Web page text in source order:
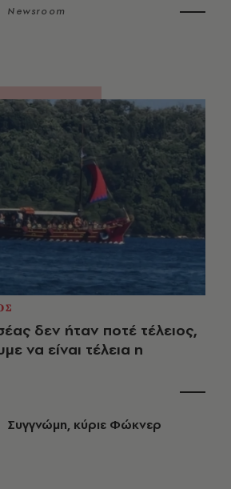
Newsroom
δεν ήταν ποτέ τέλειος,
να είναι τέλεια η
Συγγνώμη, κύριε Φώκνερ